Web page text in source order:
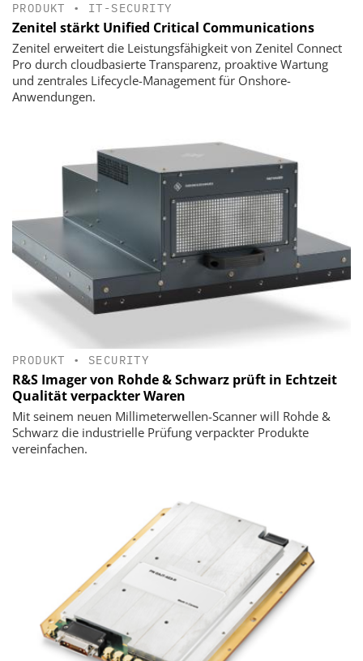
PRODUKT • IT-SECURITY
Zenitel stärkt Unified Critical Communications
Zenitel erweitert die Leistungsfähigkeit von Zenitel Connect
Pro durch cloudbasierte Transparenz, proaktive Wartung
und zentrales Lifecycle-Management für Onshore-
Anwendungen.
PRODUKT • SECURITY
R&S Imager von Rohde & Schwarz prüft in Echtzeit
Qualität verpackter Waren
Mit seinem neuen Millimeterwellen-Scanner will Rohde &
Schwarz die industrielle Prüfung verpackter Produkte
vereinfachen.